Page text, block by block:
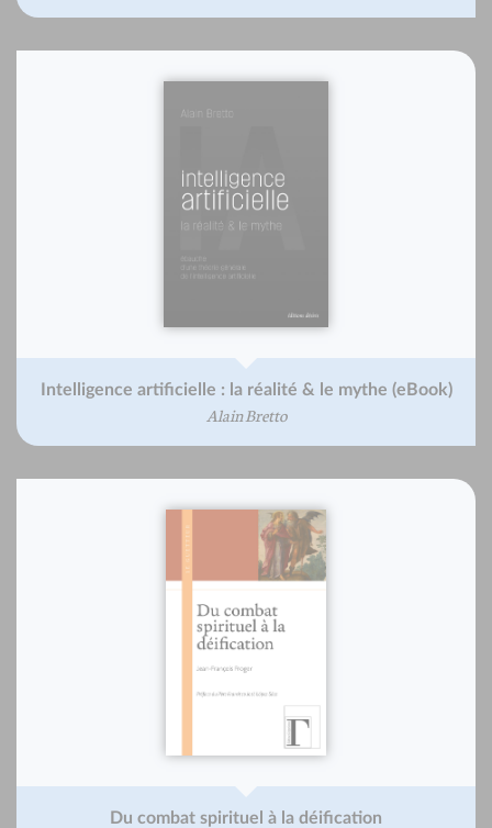
Intelligence artificielle : la réalité & le mythe (eBook)
Alain Bretto
Du combat spirituel à la déification